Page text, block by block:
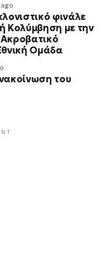
φινάλε
Κολύμβηση με την
Ομάδα
του